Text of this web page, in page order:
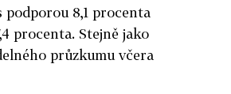
8,1 procenta
procenta. Stejně jako
průzkumu včera